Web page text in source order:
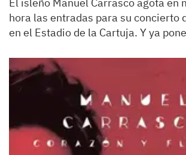
hora las entradas para su concierto
en el Estadio de la Cartuja. Y ya